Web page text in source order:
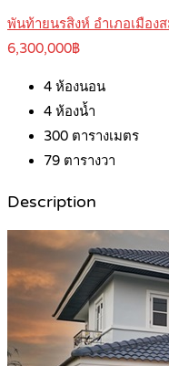
พันท้ายนรสิงห์ อำเภอเมือง
6,300,000฿
4 ห้องนอน
4 ห้องน้ำ
300 ตารางเมตร
79 ตารางวา
Description